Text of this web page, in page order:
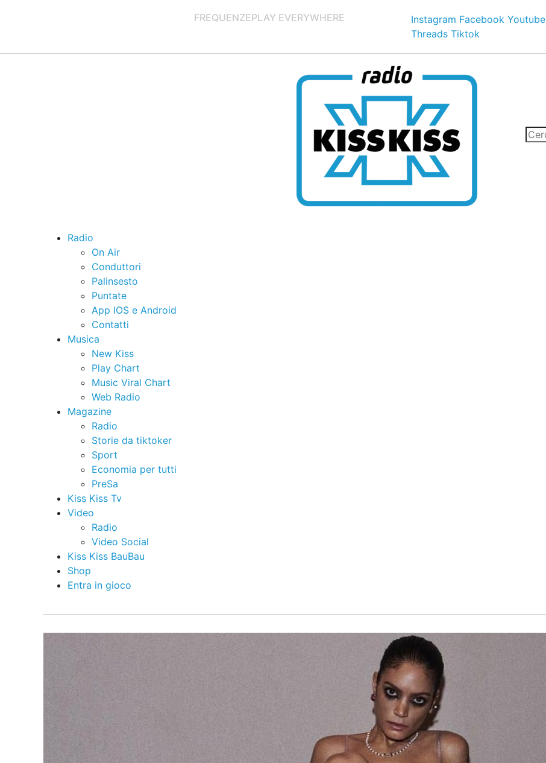
FREQUENZEPLAY EVERYWHERE Instagram Facebook Youtube
Threads Tiktok
Radio
On Air
Conduttori
Palinsesto
Puntate
App IOS e Android
Contatti
Musica
New Kiss
Play Chart
Music Viral Chart
Web Radio
Magazine
Radio
Storie da tiktoker
Sport
Economia per tutti
PreSa
Kiss Kiss Tv
Video
Radio
Video Social
Kiss Kiss BauBau
Shop
Entra in gioco